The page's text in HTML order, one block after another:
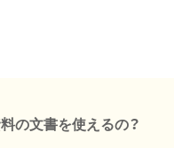
の文書を使えるの？